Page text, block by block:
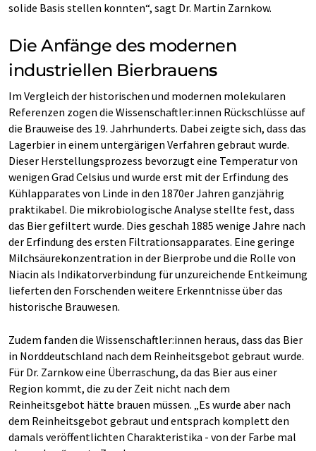
solide Basis stellen konnten“, sagt Dr. Martin Zarnkow.
Die Anfänge des modernen
industriellen Bierbrauens
Im Vergleich der historischen und modernen molekularen
Referenzen zogen die Wissenschaftler:innen Rückschlüsse auf
die Brauweise des 19. Jahrhunderts. Dabei zeigte sich, dass das
Lagerbier in einem untergärigen Verfahren gebraut wurde.
Dieser Herstellungsprozess bevorzugt eine Temperatur von
wenigen Grad Celsius und wurde erst mit der Erfindung des
Kühlapparates von Linde in den 1870er Jahren ganzjährig
praktikabel. Die mikrobiologische Analyse stellte fest, dass
das Bier gefiltert wurde. Dies geschah 1885 wenige Jahre nach
der Erfindung des ersten Filtrationsapparates. Eine geringe
Milchsäurekonzentration in der Bierprobe und die Rolle von
Niacin als Indikatorverbindung für unzureichende Entkeimung
lieferten den Forschenden weitere Erkenntnisse über das
historische Brauwesen.
Zudem fanden die Wissenschaftler:innen heraus, dass das Bier
in Norddeutschland nach dem Reinheitsgebot gebraut wurde.
Für Dr. Zarnkow eine Überraschung, da das Bier aus einer
Region kommt, die zu der Zeit nicht nach dem
Reinheitsgebot hätte brauen müssen. „Es wurde aber nach
dem Reinheitsgebot gebraut und entsprach komplett den
damals veröffentlichten Charakteristika - von der Farbe mal